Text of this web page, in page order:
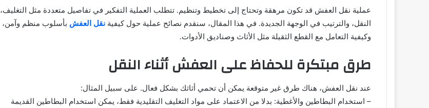
عملية نقل العفش قد تكون مرهقة وتحتاج إلى تخطيط وتنظيم. تتطلب العملية التفكير في تفاصيل متعددة مثل التغليف،
النقل، والترتيب في الوجهة الجديدة. في هذا المقال، سنقدم نصائح عملية حول كيفيةنقل العفش بأسلوب منظم وآمن،
وكيفية التعامل مع القطع الثقيلة مثل الأثاث وصناديق الأدوات.
طرق مبتكرة للحفاظ على العفش أثناء النقل
عند نقل العفش، هناك طرق غير متوقعة يمكن أن تحمي أثاثك بشكل فعال. على سبيل المثال:
– استخدام البطاطين والأغطية: بدلا من الاعتماد على مواد التغليف التقليدية فقط، يمكن استخدام البطاطين القديمة